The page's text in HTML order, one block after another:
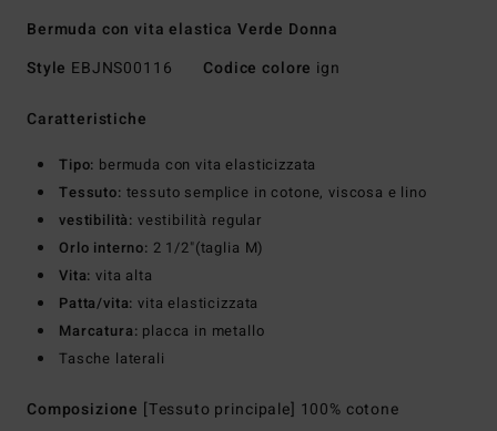
Bermuda con vita elastica Verde Donna
Style EBJNS00116 Codice colore ign
Caratteristiche
Tipo: bermuda con vita elasticizzata
Tessuto: tessuto semplice in cotone, viscosa e lino
vestibilità: vestibilità regular
Orlo interno: 2 1/2"(taglia M)
Vita: vita alta
Patta/vita: vita elasticizzata
Marcatura: placca in metallo
Tasche laterali
Composizione [Tessuto principale] 100% cotone